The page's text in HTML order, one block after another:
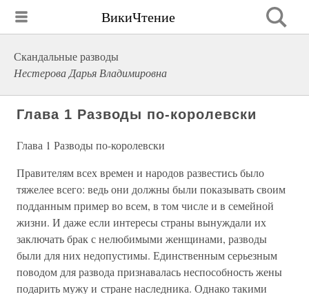
ВикиЧтение
Скандальные разводы
Нестерова Дарья Владимировна
Глава 1 Разводы по-королевски
Глава 1 Разводы по-королевски
Правителям всех времен и народов развестись было
тяжелее всего: ведь они должны были показывать своим
подданным пример во всем, в том числе и в семейной
жизни. И даже если интересы страны вынуждали их
заключать брак с нелюбимыми женщинами, разводы
были для них недопустимы. Единственным серьезным
поводом для развода признавалась неспособность жены
подарить мужу и стране наследника. Однако такими